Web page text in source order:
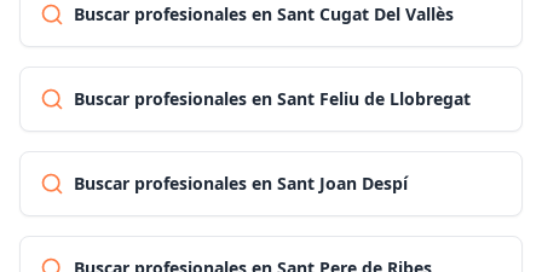
Buscar profesionales en Sant Cugat Del Vallès
Buscar profesionales en Sant Feliu de Llobregat
Buscar profesionales en Sant Joan Despí